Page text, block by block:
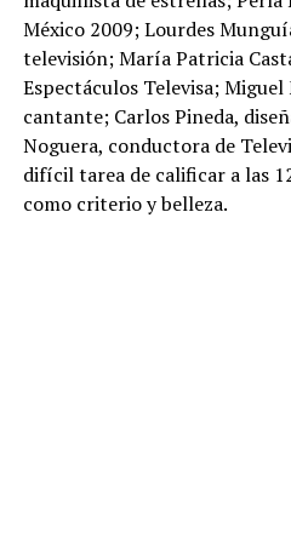
México 2009; Lourdes
televisión; María Patricia
Espectáculos Televisa;
cantante; Carlos Pineda,
Noguera, conductora de
difícil tarea de calificar a las
como criterio y belleza.